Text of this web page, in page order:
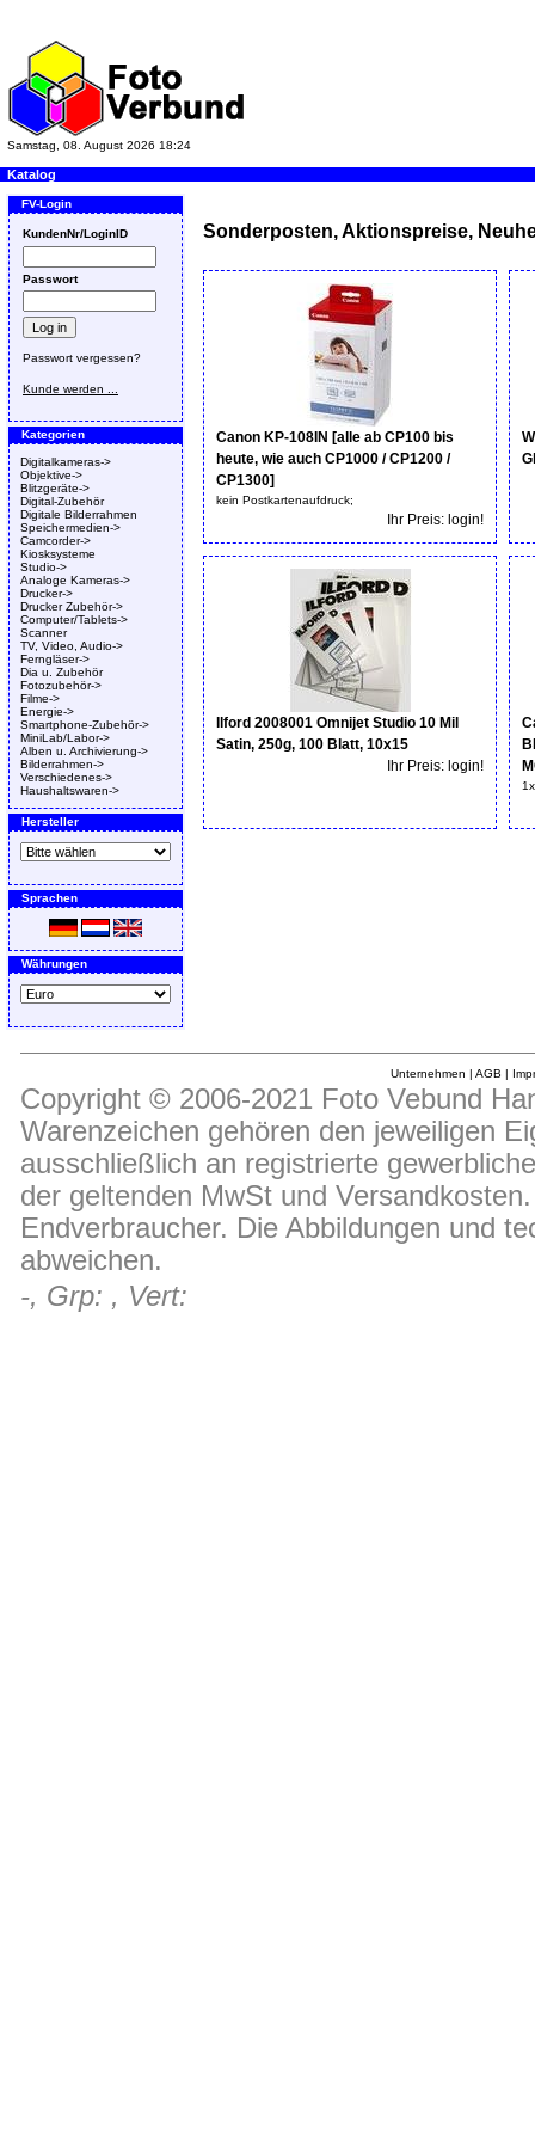
Samstag, 08. August 2026 18:24
Katalog
FV-Login
KundenNr/LoginID
Passwort
Passwort vergessen?
Kunde werden ...
Kategorien
Digitalkameras->
Objektive->
Blitzgeräte->
Digital-Zubehör
Digitale Bilderrahmen
Speichermedien->
Camcorder->
Kiosksysteme
Studio->
Analoge Kameras->
Drucker->
Drucker Zubehör->
Computer/Tablets->
Scanner
TV, Video, Audio->
Ferngläser->
Dia u. Zubehör
Fotozubehör->
Filme->
Energie->
Smartphone-Zubehör->
MiniLab/Labor->
Alben u. Archivierung->
Bilderrahmen->
Verschiedenes->
Haushaltswaren->
Hersteller
Sprachen
Währungen
Sonderposten, Aktionspreise,
Canon KP-108IN [alle ab CP100 bis
heute, wie auch CP1000 / CP1200 /
CP1300]
kein Postkartenaufdruck;
Ihr Preis: login!
Ilford 2008001 Omnijet Studio 10 Mil
Satin, 250g, 100 Blatt, 10x15
Ihr Preis: login!
Unternehmen | AGB |
Copyright © 2006-2021 Foto Vebund
Warenzeichen gehören den jeweiligen
ausschließlich an registrierte
der geltenden MwSt und
Endverbraucher. Die Abbildungen und
abweichen.
-, Grp: , Vert: